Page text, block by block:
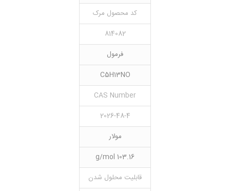
کد محصول مرک
814082
فرمول
C5H13NO
CAS Number
2026-48-4
مولار
103.16 g/mol
قابلیت محلول شدن